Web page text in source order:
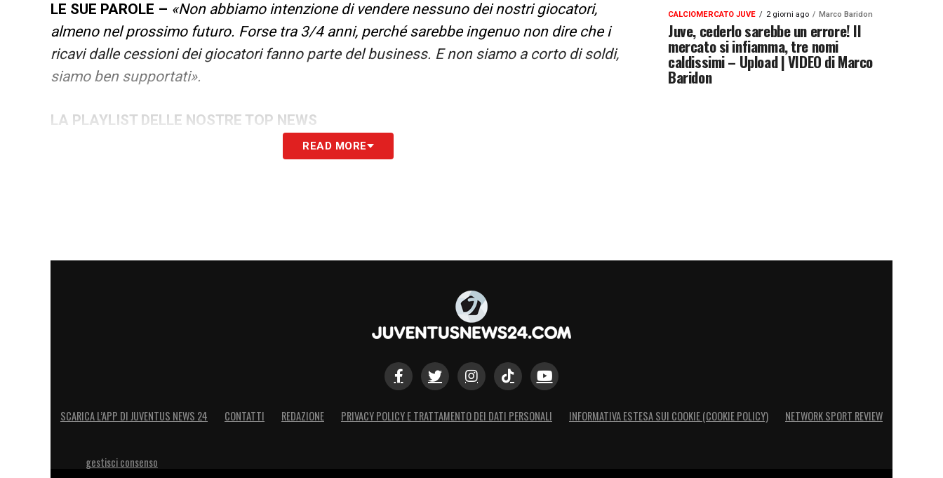
LE SUE PAROLE – «Non abbiamo intenzione di vendere nessuno dei nostri giocatori,
almeno nel prossimo futuro. Forse tra 3/4 anni, perché sarebbe ingenuo non dire che i
ricavi dalle cessioni dei giocatori fanno parte del business. E non siamo a corto di soldi,
siamo ben supportati».
LA PLAYLIST DELLE NOSTRE TOP NEWS
READ MORE
CALCIOMERCATO JUVE 2 giorni ago Marco Baridon
Juve, cederlo sarebbe un errore! Il
mercato si infiamma, tre nomi
caldissimi – Upload | VIDEO di Marco
Baridon
SCARICA L’APP DI JUVENTUS NEWS 24 CONTATTI REDAZIONE PRIVACY POLICY E TRATTAMENTO DEI DATI PERSONALI INFORMATIVA ESTESA SUI COOKIE (COOKIE POLICY) NETWORK SPORT REVIEW
gestisci consenso